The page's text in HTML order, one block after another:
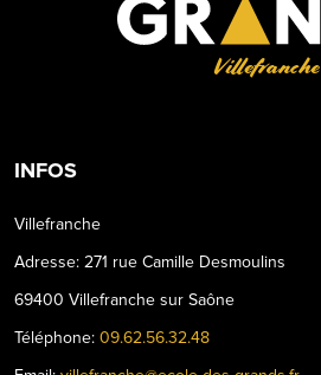
Villefranche
INFOS
Villefranche
Adresse: 271 rue Camille Desmoulins
69400 Villefranche sur Saône
Téléphone: 09.62.56.32.48